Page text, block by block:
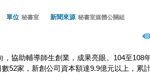
單位 秘書室 新聞來源 秘書室媒體公關組
協助輔導師生創業，成果亮眼。104至108
52家，新創公司資本額達9.9億元以上，累